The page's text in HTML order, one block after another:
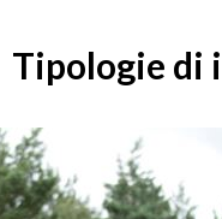
Tipologie di